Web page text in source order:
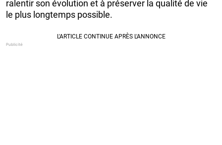
ralentir son évolution et à préserver la qualité de vie
le plus longtemps possible.